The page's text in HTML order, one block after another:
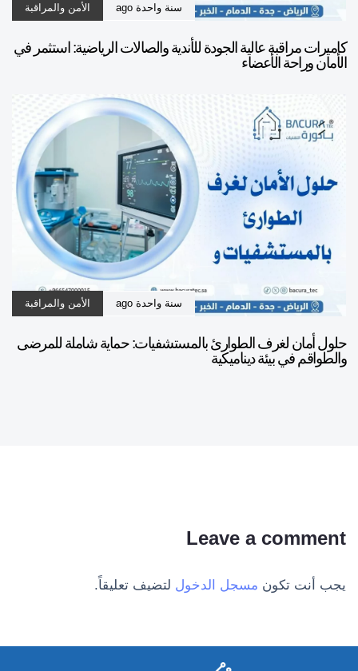
سنة واحدة ago الأمن والمراقبة
كاميرات مراقبة عالية الجودة للأندية والصالات الرياضية: استثمر في
الأمان وراحة الأعضاء
سنة واحدة ago الأمن والمراقبة
حلول أمان لغرف الطوارئ بالمستشفيات: حماية شاملة للمرضى
والطواقم في بيئة ديناميكية
Leave a comment
يجب أنت تكون مسجل الدخول لتضيف تعليقاً.